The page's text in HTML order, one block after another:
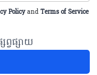
Policy and Terms of Service
វផ្សាយ